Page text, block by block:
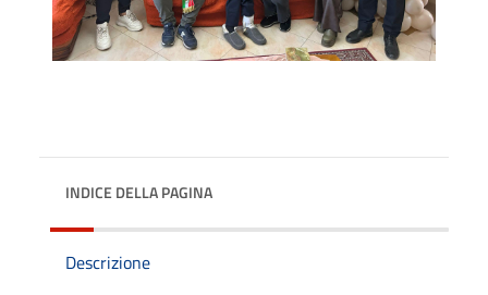
INDICE DELLA PAGINA
Descrizione